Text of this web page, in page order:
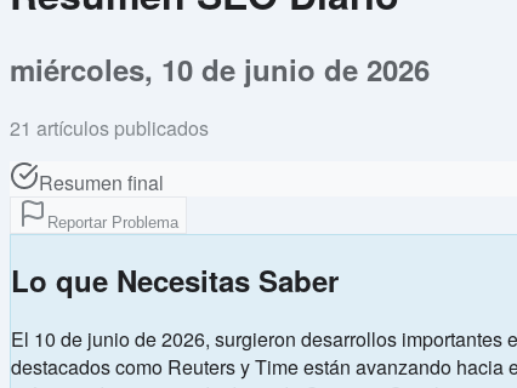
miércoles, 10 de junio de 2026
21 artículos publicados
Resumen final
Reportar Problema
Lo que Necesitas Saber
El 10 de junio de 2026, surgieron desarrollos
destacados como Reuters y Time están avanzando